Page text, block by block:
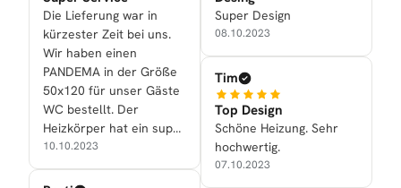
Die Lieferung war in
kürzester Zeit bei uns.
Wir haben einen
PANDEMA in der Größe
50x120 für unser Gäste
WC bestellt. Der
Heizkörper hat ein super
Design und die
Heizleistung ist mehr als
genügend! Danke an das
10.10.2023
Super Design
08.10.2023
Tim
Top Design
Schöne Heizung. Sehr
hochwertig.
07.10.2023